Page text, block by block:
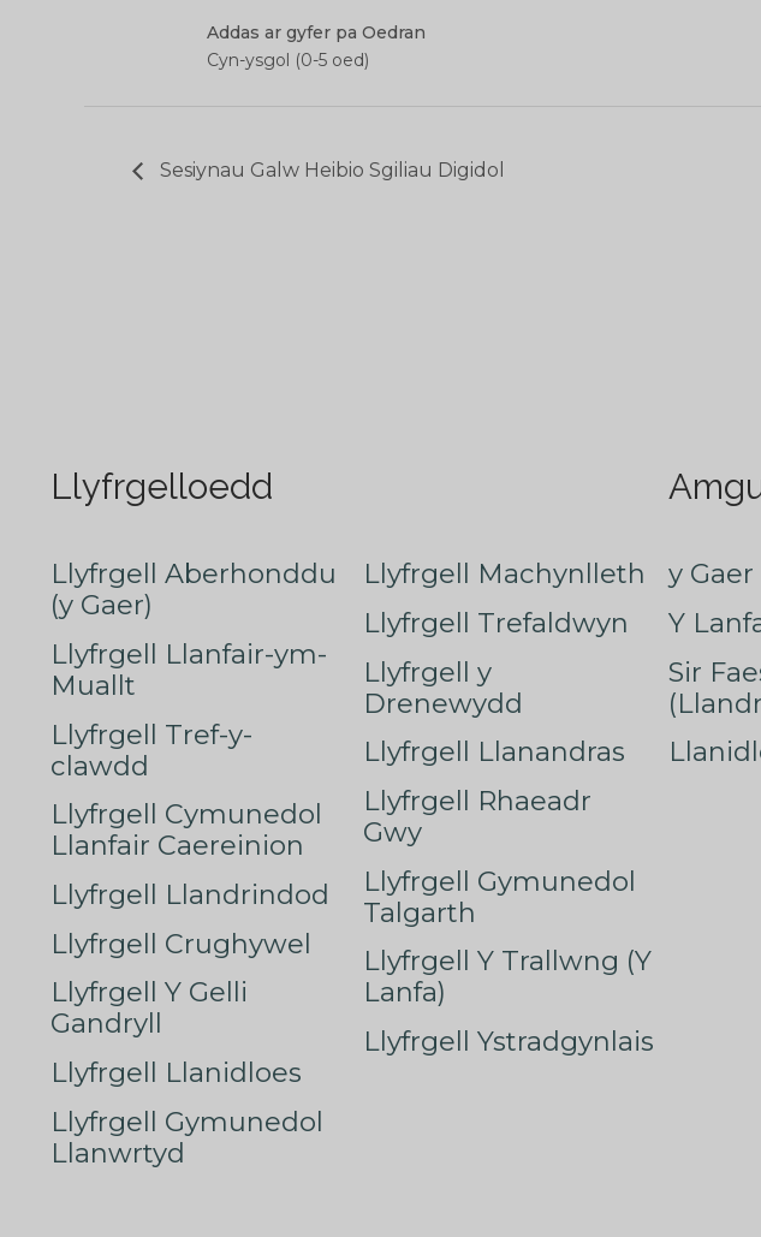
Addas ar gyfer pa Oedran
Cyn-ysgol (0-5 oed)
Sesiynau Galw Heibio Sgiliau Digidol
Llyfrgelloedd
Llyfrgell Aberhonddu
(y Gaer)
Llyfrgell Llanfair-ym-
Muallt
Llyfrgell Tref-y-
clawdd
Llyfrgell Cymunedol
Llanfair Caereinion
Llyfrgell Llandrindod
Llyfrgell Crughywel
Llyfrgell Y Gelli
Gandryll
Llyfrgell Llanidloes
Llyfrgell Gymunedol
Llanwrtyd
Llyfrgell Machynlleth
Llyfrgell Trefaldwyn
Llyfrgell y
Drenewydd
Llyfrgell Llanandras
Llyfrgell Rhaeadr
Gwy
Llyfrgell Gymunedol
Talgarth
Llyfrgell Y Trallwng (Y
Lanfa)
Llyfrgell Ystradgynlais
y
Y
Sir